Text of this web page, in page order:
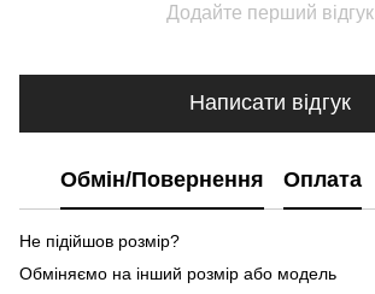
Додайте перший відгук
Написати відгук
Обмін/Повернення Оплата
Не підійшов розмір?
Обміняємо на інший розмір або модель